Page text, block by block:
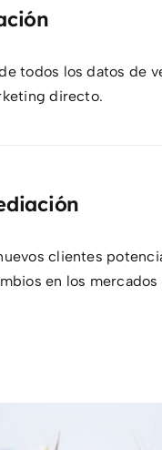
todos los datos de
directo.
clientes
en los mercados